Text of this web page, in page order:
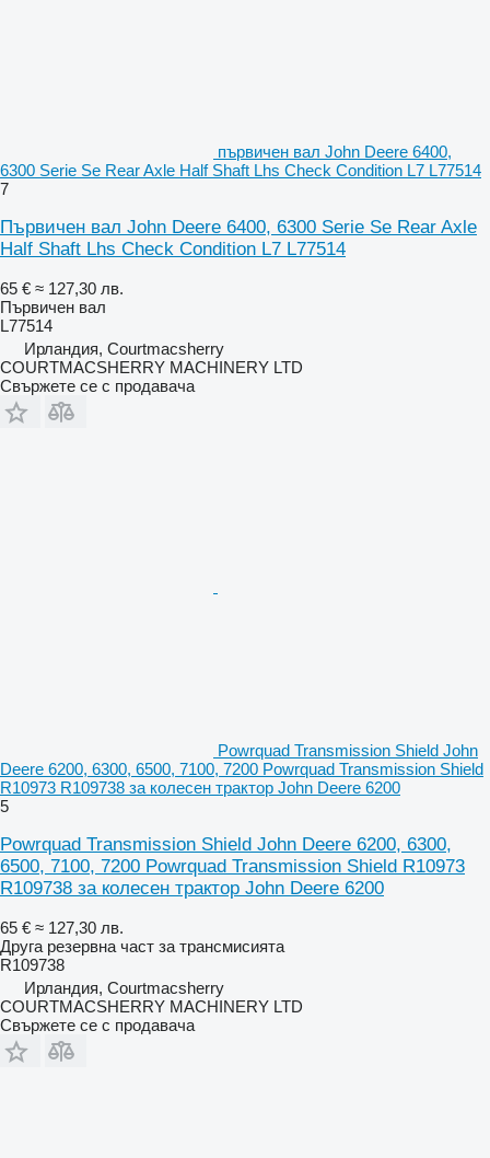
първичен вал John Deere 6400,
6300 Serie Se Rear Axle Half Shaft Lhs Check Condition L7 L77514
7
Първичен вал John Deere 6400, 6300 Serie Se Rear Axle
Half Shaft Lhs Check Condition L7 L77514
65 € ≈ 127,30 лв.
Първичен вал
L77514
Ирландия, Courtmacsherry
COURTMACSHERRY MACHINERY LTD
Свържете се с продавача
Powrquad Transmission Shield John
Deere 6200, 6300, 6500, 7100, 7200 Powrquad Transmission Shield
R10973 R109738 за колесен трактор John Deere 6200
5
Powrquad Transmission Shield John Deere 6200, 6300,
6500, 7100, 7200 Powrquad Transmission Shield R10973
R109738 за колесен трактор John Deere 6200
65 € ≈ 127,30 лв.
Друга резервна част за трансмисията
R109738
Ирландия, Courtmacsherry
COURTMACSHERRY MACHINERY LTD
Свържете се с продавача